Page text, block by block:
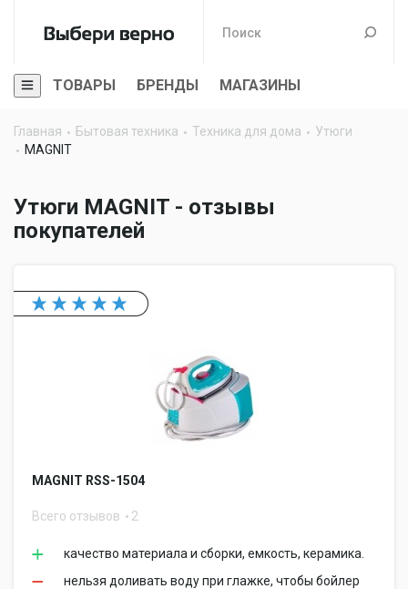
ТОВАРЫ БРЕНДЫ МАГАЗИНЫ
Главная Бытовая техника Техника для дома
Утюги
MAGNIT
Утюги MAGNIT - отзывы
покупателей
MAGNIT RSS-1504
Всего отзывов 2
качество материала и сборки, емкость, керамика.
нельзя доливать воду при глажке, чтобы бойлер